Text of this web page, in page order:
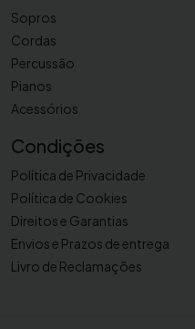
Sopros
Cordas
Percussão
Pianos
Acessórios
Condições
Política de Privacidade
Política de Cookies
Direitos e Garantias
Envios e Prazos de entrega
Livro de Reclamações